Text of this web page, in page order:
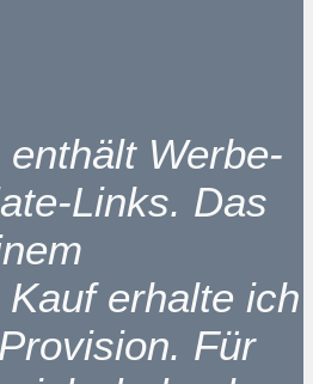
Werbe-
Links. Das
erhalte ich
Für